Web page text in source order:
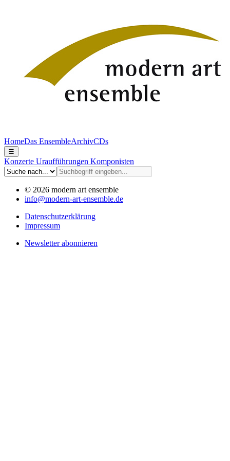
HomeDas EnsembleArchivCDs
☰
Konzerte Uraufführungen Komponisten
© 2026 modern art ensemble
info@modern-art-ensemble.de
Datenschutzerklärung
Impressum
Newsletter abonnieren